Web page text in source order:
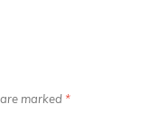
marked *